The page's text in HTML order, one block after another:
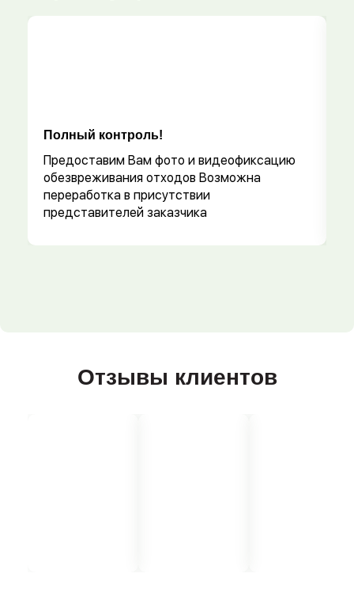
Полный контроль!
Предоставим Вам фото и видеофиксацию
обезвреживания отходов Возможна
переработка в присутствии
представителей заказчика
Отзывы клиентов